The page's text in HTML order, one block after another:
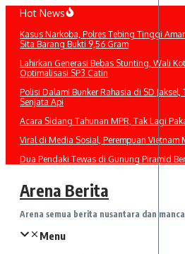
Lewati
konten
Hot News
Kasus Narkoba, Polres Tebing Tinggi
Sita Barang Bukti 9,56 Gram
Lahirkan Generasi Bebas Stunting, Wali
Optimalisasi SP3 Catin
Polisi Dalami Bunker Rahasia di SD
Senjata Api
Acara Sidang Tahunan MPR, Tak Lagi
Viral di Media Sosial, Perempuan Vietnam
Dua Pendaki Tewas di Gunung Piramid
Arena Berita
Arena semua berita nusantara dan
Menu